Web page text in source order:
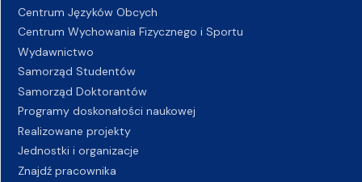
Centrum Języków Obcych
Centrum Wychowania Fizycznego i Sportu
Wydawnictwo
Samorząd Studentów
Samorząd Doktorantów
Programy doskonałości naukowej
Realizowane projekty
Jednostki i organizacje
Znajdź pracownika